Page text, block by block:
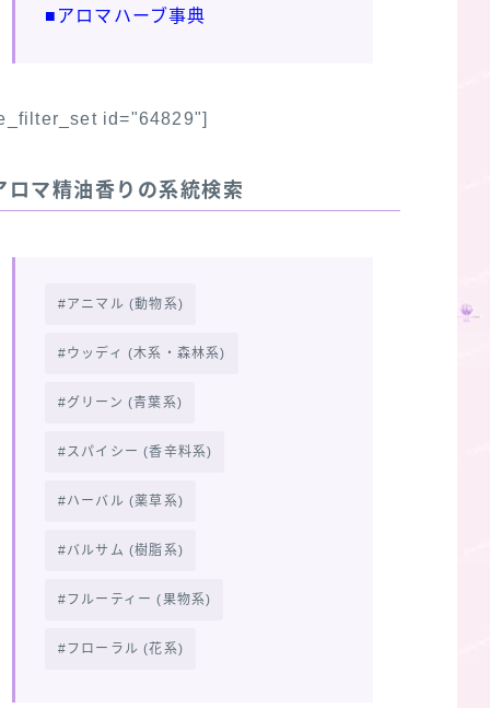
■アロマハーブ事典
id="64829"]
ロマ精油香りの系統検索
アニマル (動物系)
ウッディ (木系・森林系)
グリーン (青葉系)
スパイシー (香辛料系)
ハーバル (薬草系)
バルサム (樹脂系)
フルーティー (果物系)
フローラル (花系)